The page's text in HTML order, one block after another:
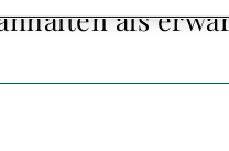
als